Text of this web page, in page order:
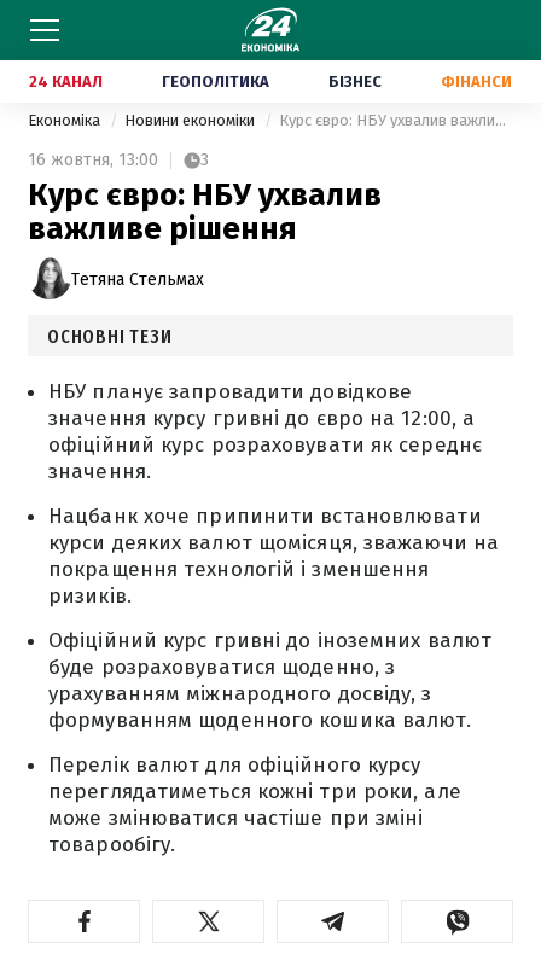
24 КАНАЛ ГЕОПОЛІТИКА БІЗНЕС ФІНАНСИ
Економіка Новини економіки Курс євро: НБУ ухвалив важливе рішення
16 жовтня, 13:00 3
Курс євро: НБУ ухвалив
важливе рішення
Тетяна Стельмах
ОСНОВНІ ТЕЗИ
НБУ планує запровадити довідкове
значення курсу гривні до євро на 12:00, а
офіційний курс розраховувати як середнє
значення.
Нацбанк хоче припинити встановлювати
курси деяких валют щомісяця, зважаючи на
покращення технологій і зменшення
ризиків.
Офіційний курс гривні до іноземних валют
буде розраховуватися щоденно, з
урахуванням міжнародного досвіду, з
формуванням щоденного кошика валют.
Перелік валют для офіційного курсу
переглядатиметься кожні три роки, але
може змінюватися частіше при зміні
товарообігу.